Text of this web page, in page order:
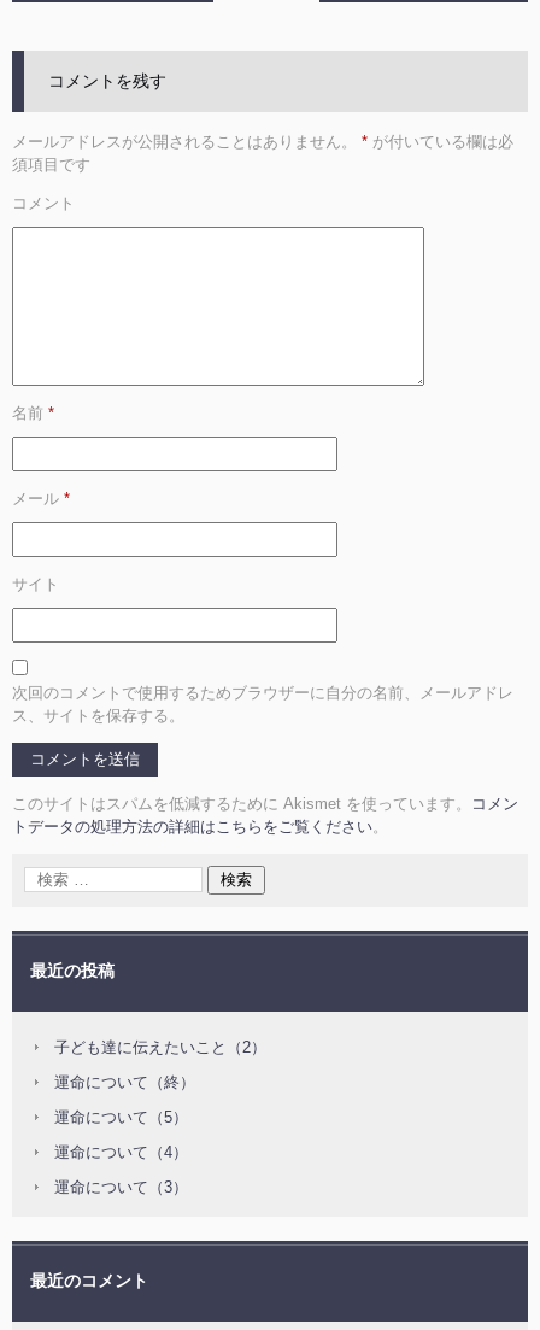
コメントを残す
メールアドレスが公開されることはありません。 * が付いている欄は必
須項目です
コメント
名前 *
メール *
サイト
次回のコメントで使用するためブラウザーに自分の名前、メールアドレ
ス、サイトを保存する。
このサイトはスパムを低減するために Akismet を使っています。
コメン
トデータの処理方法の詳細はこちらをご覧ください。
最近の投稿
子ども達に伝えたいこと（2）
運命について（終）
運命について（5）
運命について（4）
運命について（3）
最近のコメント